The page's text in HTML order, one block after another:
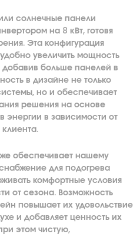
солнечные панели
на 8 кВт, готовя
Эта конфигурация
увеличить мощность
больше панелей в
в дизайне не только
но и обеспечивает
решения на основе
энергии в зависимости от
обеспечивает нашему
для подогрева
комфортные условия
от сезона. Возможность
повышает их удовольствие
и добавляет ценность их
этом чистую,